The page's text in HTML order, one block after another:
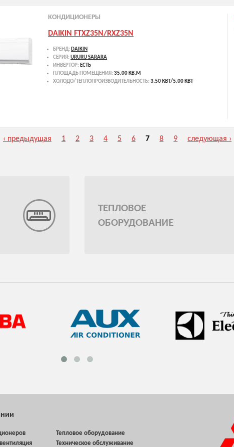
КОНДИЦИОНЕРЫ
DAIKIN FTXZ35N/RXZ35N
БРЕНД:DAIKIN
СЕРИЯ:URURU SARARA
ИНВЕРТОР:ЕСТЬ
ПЛОЩАДЬ ПОМЕЩЕНИЯ:35.00 КВ.М
ХОЛОДО/ТЕПЛОПРОИЗВОДИТЕЛЬНОСТЬ:3.50 КВТ/5.00 КВТ
‹ предыдущая 1 2 3 4 5 6 7 8 9 следующая ›
ТЕПЛОВОЕ
ОБОРУДОВАНИЕ
Тепловое оборудование
Техническое обслуживание